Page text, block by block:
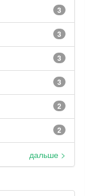
3
3
3
3
2
2
дальше >